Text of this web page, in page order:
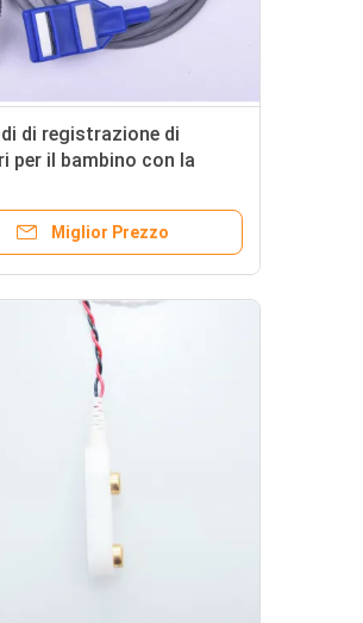
di registrazione di
per il bambino con la
Miglior Prezzo